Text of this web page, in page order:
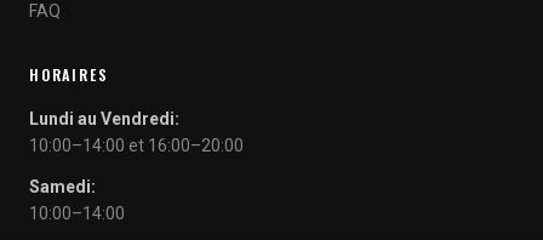
FAQ
HORAIRES
Lundi au Vendredi:
10:00–14:00 et 16:00–20:00
Samedi:
10:00–14:00